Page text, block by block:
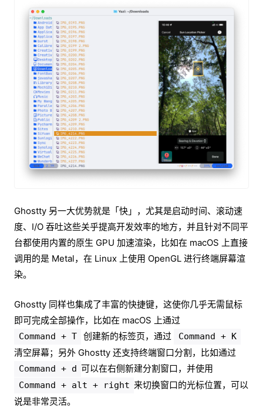
Ghostty 另一大优势就是「快」，尤其是启动时间、滚动速
度、I/O 吞吐这些关乎提高开发效率的地方，并且针对不同平
台都使用内置的原生 GPU 加速渲染，比如在 macOS 上直接
调用的是 Metal，在 Linux 上使用 OpenGL 进行终端屏幕渲
染。
Ghostty 同样也集成了丰富的快捷键，这使你几乎无需鼠标
即可完成全部操作，比如在 macOS 上通过
Command + T 创建新的标签页，通过 Command + K
清空屏幕；另外 Ghostty 还支持终端窗口分割，比如通过
Command + d 可以在右侧新建分割窗口，并使用
Command + alt + right 来切换窗口的光标位置，可以
说是非常灵活。